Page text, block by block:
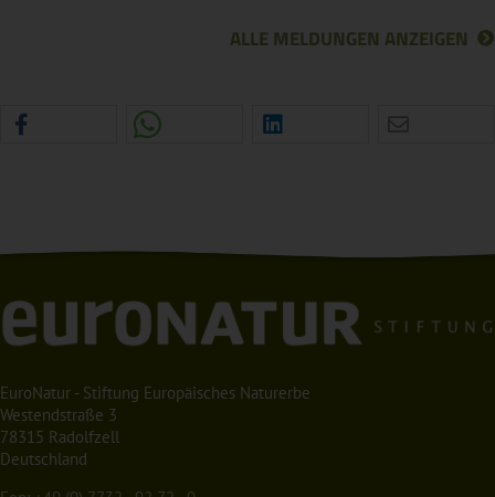
ALLE MELDUNGEN ANZEIGEN
EuroNatur - Stiftung Europäisches Naturerbe
Westendstraße 3
78315 Radolfzell
Deutschland